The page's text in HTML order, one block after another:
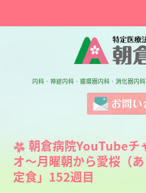
内科・神経内科・循環器内科・消化器内
朝倉病院YouTubeチ
オ～月曜朝から愛桜（
定食」152週目